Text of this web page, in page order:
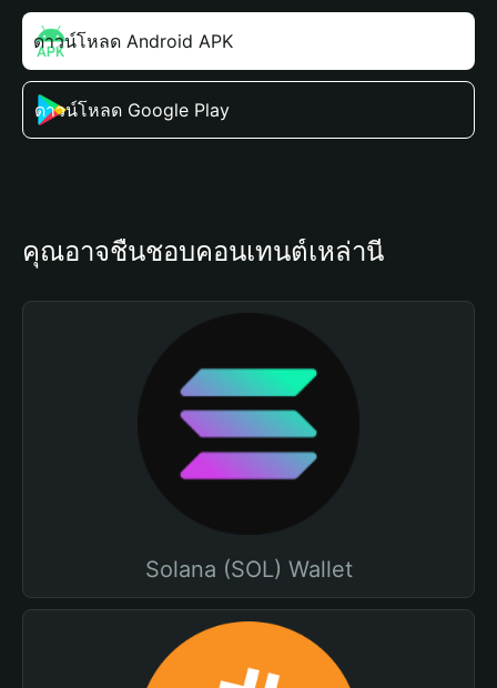
ดาวน์โหลด Android APK
ดาวน์โหลด Google Play
คุณอาจชื่นชอบคอนเทนต์เหล่านี้
Solana (SOL) Wallet